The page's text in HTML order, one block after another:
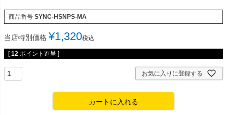
商品番号 SYNC-HSNPS-MA
当店特別価格 ¥1,320税込
[ 12 ポイント進呈 ]
お気に入りに登録する
カートに入れる